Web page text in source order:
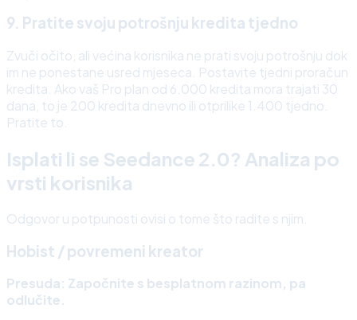
9. Pratite svoju potrošnju kredita tjedno
Zvuči očito, ali većina korisnika ne prati svoju potrošnju dok
im ne ponestane usred mjeseca. Postavite tjedni proračun
kredita. Ako vaš Pro plan od 6.000 kredita mora trajati 30
dana, to je 200 kredita dnevno ili otprilike 1.400 tjedno.
Pratite to.
Isplati li se Seedance 2.0? Analiza po
vrsti korisnika
Odgovor u potpunosti ovisi o tome što radite s njim.
Hobist / povremeni kreator
Presuda: Započnite s besplatnom razinom, pa
odlučite.